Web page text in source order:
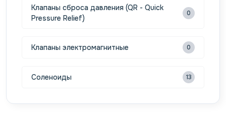
Клапаны сброса давления (QR - Quick
Pressure Relief)
0
Клапаны электромагнитные 0
Соленоиды 13